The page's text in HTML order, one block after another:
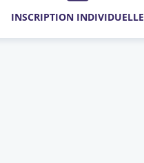
INSCRIPTION INDIVIDUELLE